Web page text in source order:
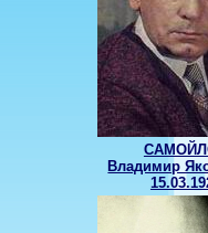
Владимир